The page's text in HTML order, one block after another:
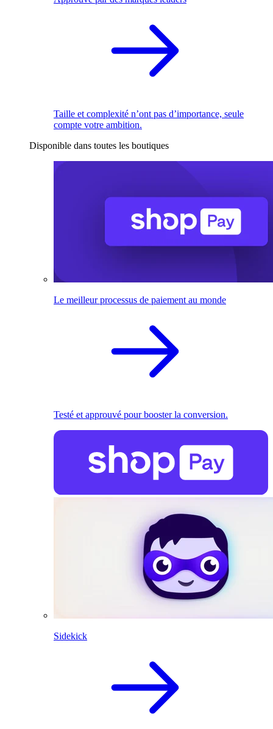
Taille et complexité n’ont pas d’importance, seule
compte votre ambition.
Disponible dans toutes les boutiques
Le meilleur processus de paiement au monde
Testé et approuvé pour booster la conversion.
Sidekick